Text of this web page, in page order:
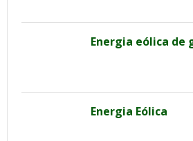
Energia eólica de
Energia Eólica